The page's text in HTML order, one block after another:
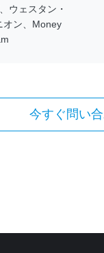
ウェスタン・
オン、Money
今すぐ問い